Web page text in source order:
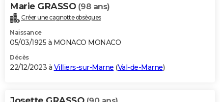
Marie GRASSO (98 ans)
Créer une cagnotte obsèques
Naissance
05/03/1925 à MONACO MONACO
Décès
22/12/2023 à Villiers-sur-Marne (Val-de-Marne)